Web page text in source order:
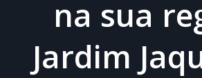
na sua
Jardim